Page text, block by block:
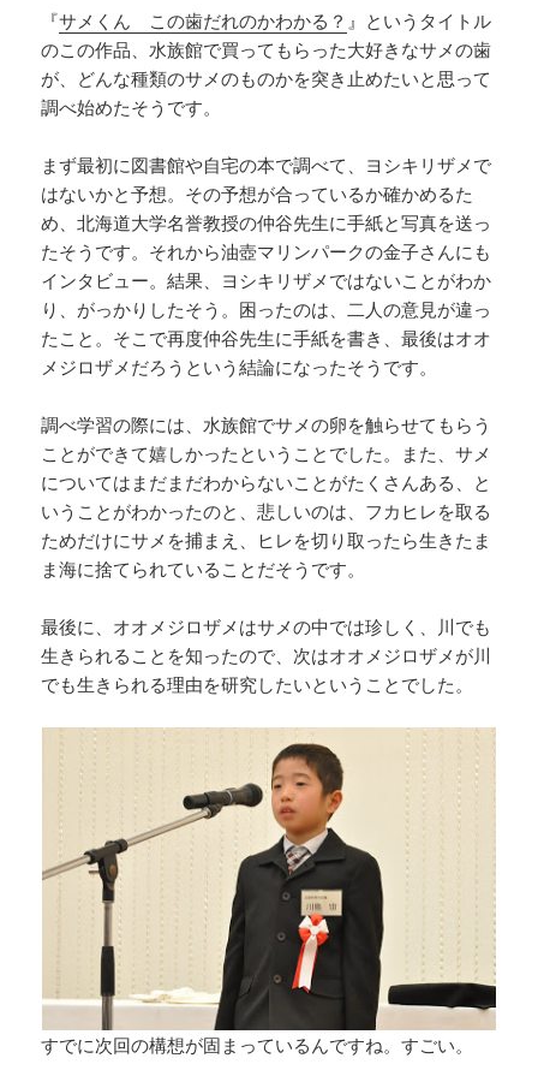
『サメくん この歯だれのかわかる？ 』というタイトル
のこの作品、水族館で買ってもらった大好きなサメの歯
が、どんな種類のサメのものかを突き止めたいと思って
調べ始めたそうです。
まず最初に図書館や自宅の本で調べて、ヨシキリザメで
はないかと予想。その予想が合っているか確かめるた
め、北海道大学名誉教授の仲谷先生に手紙と写真を送っ
たそうです。それから油壺マリンパークの金子さんにも
インタビュー。結果、ヨシキリザメではないことがわか
り、がっかりしたそう。困ったのは、二人の意見が違っ
たこと。そこで再度仲谷先生に手紙を書き、最後はオオ
メジロザメだろうという結論になったそうです。
調べ学習の際には、水族館でサメの卵を触らせてもらう
ことができて嬉しかったということでした。また、サメ
についてはまだまだわからないことがたくさんある、と
いうことがわかったのと、悲しいのは、フカヒレを取る
ためだけにサメを捕まえ、ヒレを切り取ったら生きたま
ま海に捨てられていることだそうです。
最後に、オオメジロザメはサメの中では珍しく、川でも
生きられることを知ったので、次はオオメジロザメが川
でも生きられる理由を研究したいということでした。
すでに次回の構想が固まっているんですね。すごい。